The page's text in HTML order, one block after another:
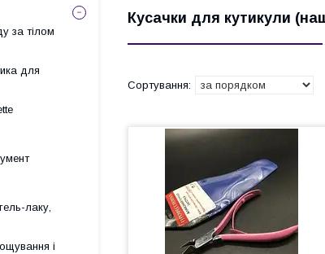
Кусачки для кутикули
за тілом
для
лаку,
і